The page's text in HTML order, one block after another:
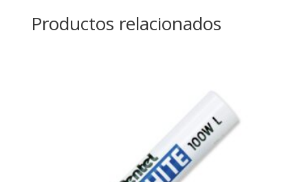
Productos relacionados